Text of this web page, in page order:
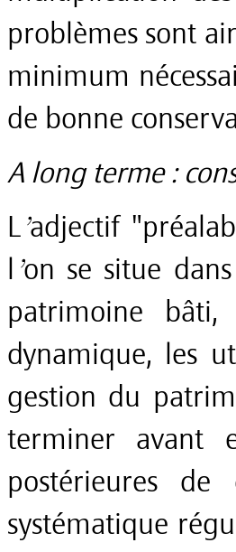
problèmes sont
minimum
de bonne
A long terme :
L’adjectif
l’on se situe
patrimoine
dynamique, les
gestion du
terminer avant
postérieures
systématique